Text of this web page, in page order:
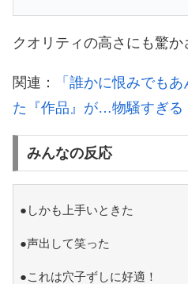
クオリティの高さにも驚か
関連：
「誰かに恨みでも
た『作品』が…物騒すぎる
みんなの反応
●しかも上手いときた
●声出して笑った
●これは穴子ずしに好適！